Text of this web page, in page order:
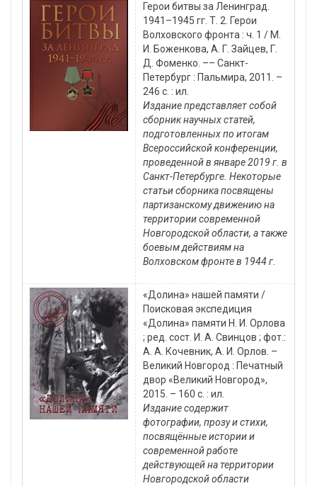
Герои битвы за Ленинград.
1941–1945 гг. Т. 2. Герои
Волховского фронта : ч. 1 / М.
И. Боженкова, А. Г. Зайцев, Г.
Д. Фоменко. –– Санкт-
Петербург : Пальмира, 2011. –
246 с. : ил.
Издание представляет собой
сборник научных статей,
подготовленных по итогам
Всероссийской конференции,
проведенной в январе 2019 г. в
Санкт-Петербурге. Некоторые
статьи сборника посвящены
партизанскому движению на
территории современной
Новгородской области, а также
боевым действиям на
Волховском фронте в 1944 г.
«Долина» нашей памяти /
Поисковая экспедиция
«Долина» памяти Н. И. Орлова
; ред. сост. И. А. Свинцов ; фот.:
А. А. Кочевник, А. И. Орлов. –
Великий Новгород : Печатный
двор «Великий Новгород»,
2015. – 160 с. : ил.
Издание содержит
фотографии, прозу и стихи,
посвящённые истории и
современной работе
действующей на территории
Новгородской области